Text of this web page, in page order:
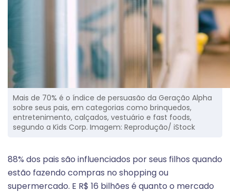
Mais de 70% é o índice de persuasão da Geração Alpha
sobre seus pais, em categorias como brinquedos,
entretenimento, calçados, vestuário e fast foods,
segundo a Kids Corp. Imagem: Reprodução/ iStock
88% dos pais são influenciados por seus filhos quando
estão fazendo compras no shopping ou
supermercado. E R$ 16 bilhões é quanto o mercado